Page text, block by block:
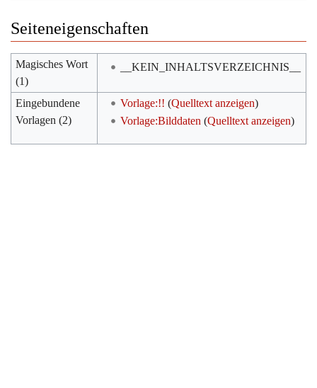
Seiteneigenschaften
Magisches Wort
(1)
__KEIN_INHALTSVERZEICHNIS__
Eingebundene
Vorlagen (2)
Vorlage:!! (Quelltext anzeigen)
Vorlage:Bilddaten (Quelltext anzeigen)